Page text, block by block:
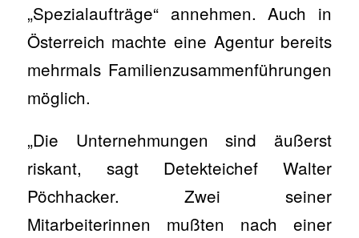
„Spezialaufträge“ annehmen. Auch in
Österreich machte eine Agentur bereits
mehrmals Familienzusammenführungen
möglich.
„Die Unternehmungen sind äußerst
riskant, sagt Detekteichef Walter
Pöchhacker. Zwei seiner
Mitarbeiterinnen mußten nach einer